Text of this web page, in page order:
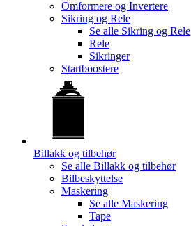
Omformere og Invertere
Sikring og Rele
Se alle Sikring og Rele
Rele
Sikringer
Startboostere
Billakk og tilbehør
Se alle Billakk og tilbehør
Bilbeskyttelse
Maskering
Se alle Maskering
Tape